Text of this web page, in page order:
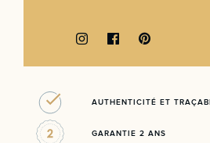
AUTHENTICITÉ ET
GARANTIE 2 ANS